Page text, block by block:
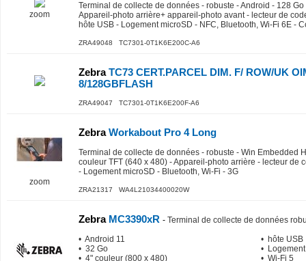
zoom
Terminal de collecte de données - robuste - Android - 128
Appareil-photo arrière+ appareil-photo avant - lecteur de
hôte USB - Logement microSD - NFC, Bluetooth, Wi-Fi 6E -
ZRA49048 TC7301-0T1K6E200C-A6
ZebraTC73 CERT.PARCEL DIM. F/ ROW/UK
8/128GBFLASH
ZRA49047 TC7301-0T1K6E200F-A6
zoom
ZebraWorkabout Pro 4 Long
Terminal de collecte de données - robuste - Win Embedded
couleur TFT (640 x 480) - Appareil-photo arrière - lecteur de
- Logement microSD - Bluetooth, Wi-Fi - 3G
ZRA21317 WA4L21034400020W
ZebraMC3390xR - Terminal de collecte de données
• Android 11
• 32 Go
• 4" couleur (800 x 480)
• hôte USB
•
• Wi-Fi 5